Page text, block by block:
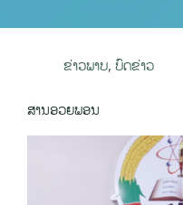
ຂ່າວພາບ, ບົດຂ່າວ
ສານອວຍພອນ